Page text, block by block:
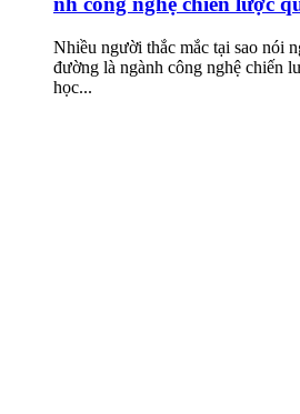
Nhiều người thắc mắc tại sao nói
đường là ngành công nghệ chiến
học...